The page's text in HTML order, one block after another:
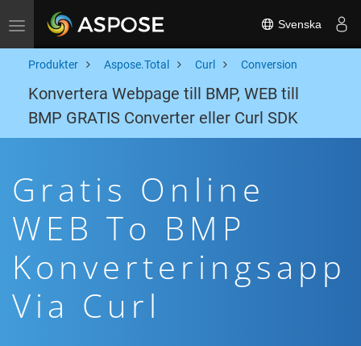
Toggle navigation Svenska
Produkter Aspose.Total Curl Conversion
Konvertera Webpage till BMP, WEB till
BMP GRATIS Converter eller Curl SDK
Gratis Online
WEB To BMP
Konverteringsapp
Via Curl